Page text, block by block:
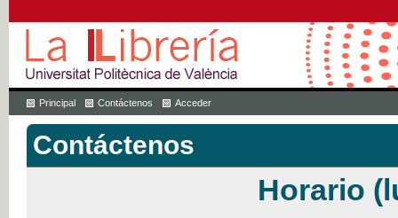
Principal Contáctenos Acceder
Contáctenos
Horario